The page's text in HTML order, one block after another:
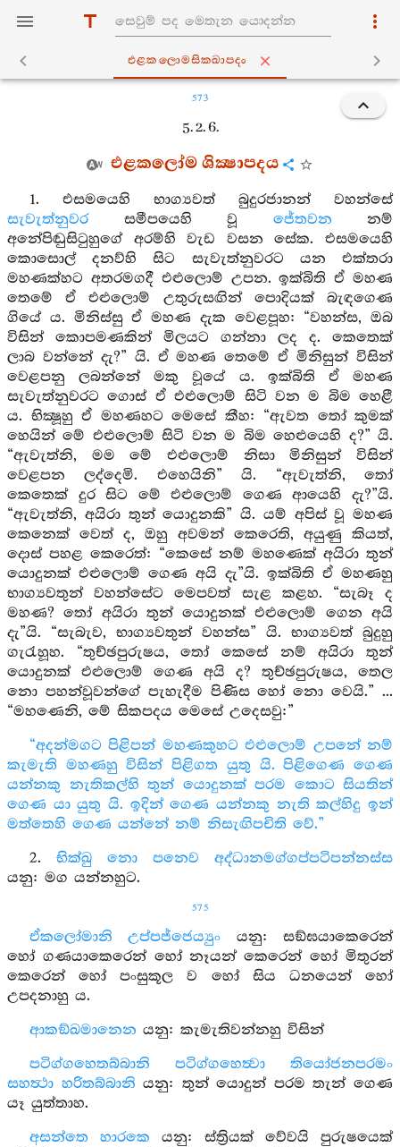
එළකලොමසික‍්ඛාපදං
573
5. 2. 6.
එළකලෝම ශික්‍ෂාපදය
1. එසමයෙහි භාග්‍යවත් බුදුරජානන් වහන්සේ
සැවැත්නුවරසමීපයෙහි වූ ජේතවන නම්
අනේපිඬුසිටුහුගේ අරම්හි වැඩ වසන සේක. එසමයෙහි
කොසොල් දනව්හි සිට සැවැත්නුවරට යන එක්තරා
මහණක්හට අතරමගදී එළුලොම් උපන. ඉක්බිති ඒ මහණ
තෙමේ ඒ එළුලොම් උතුරුසඟින් පොදියක් බැඳගෙණ
ගියේ ය. මිනිස්සු ඒ මහණ දැක වෙළපූහ: “වහන්ස, ඔබ
විසින් කොපමණකින් මිලයට ගන්නා ලද ද. කෙතෙක්
ලාබ වන්නේ දැ?” යි. ඒ මහණ තෙමේ ඒ මිනිසුන් විසින්
වෙළපනු ලබන්නේ මකු වූයේ ය. ඉක්බිති ඒ මහණ
සැවැත්නුවරට ගොස් ඒ එළුලොම් සිටි වන ම බිම හෙළී
ය. භික්‍ෂූහු ඒ මහණහට මෙසේ කීහ: “ඇවත තෝ කුමක්
හෙයින් මේ එළුලොම් සිටි වන ම බිම හෙළුයෙහි ද?” යි.
“ඇවැත්නි, මම මේ එළුලොම් නිසා මිනිසුන් විසින්
වෙළපන ලද්දෙමි. එහෙයිනි” යි. “ඇවැත්නි, තෝ
කෙතෙක් දුර සිට මේ එළුලොම් ගෙණ ආයෙහි දැ?”යි.
“ඇවැත්නි, අයිරා තුන් යොදුනකි” යි. යම් අපිස් වූ මහණ
කෙනෙක් වෙත් ද, ඔහු අවමන් කෙරෙති, අයුණු කියත්,
දොස් පහළ කෙරෙත්: “කෙසේ නම් මහණෙක් අයිරා තුන්
යොදුනක් එළුලොම් ගෙණ අයි දැ”යි. ඉක්බිති ඒ මහණහු
භාග්‍යවතුන් වහන්සේට මෙපවත් සැළ කළහ. “සැබෑ ද
මහණ? තෝ අයිරා තුන් යොදුනක් එළුලොම් ගෙන අයි
දැ”යි. “සැබැව, භාග්‍යවතුන් වහන්ස” යි. භාග්‍යවත් බුදුහු
ගැරැහූහ. “තුච්ඡපුරුෂය, තෝ කෙසේ නම් අයිරා තුන්
යොදුනක් එළුලොම් ගෙණ අයි ද? තුච්ඡපුරුෂය, තෙල
නො පහන්වූවන්ගේ පැහැදීම පිණිස හෝ නො වෙයි.” ...
“මහණෙනි, මේ සිකපදය මෙසේ උදෙසවු:”
“අදන්මගට පිළිපන් මහණකුහට එළුලොම් උපනේ නම්
කැමැති මහණහු විසින් පිළිගත යුතු යි. පිළිගෙණ ගෙණ
යන්නකු නැතිකල්හි තුන් යොදුනක් පරම කොට සියතින්
ගෙණ යා යුතු යි. ඉදින් ගෙණ යන්නකු නැති කල්හිදු ඉන්
මත්තෙහි ගෙණ යන්නේ නම් නිසැඟිපචිති වේ.”
2. භික්ඛු නො පනෙව අද්ධානමග්ගප්පටිපන්නස්ස
යනු: මග යන්නහුට.
575
ඒකලෝමානි උප්පජ්ජෙය්‍යුං යනු: සඞ්ඝයාකෙරෙන්
හෝ ගණයාකෙරෙන් හෝ නෑයන් කෙරෙන් හෝ මිතුරන්
කෙරෙන් හෝ පංසුකූල ව හෝ සිය ධනයෙන් හෝ
උපදනාහු ය.
ආකඞ්ඛමානෙන යනු: කැමැතිවන්නහු විසින්
පටිග්ගහෙතබ්බානි පටිග්ගහෙත්‍වා තියෝජනපරමං
සහත්‍ථා හරිතබ්බානි යනු: තුන් යොදුන් පරම තැන් ගෙණ
යෑ යුත්තාහ.
අසන්තෙ හාරකෙ යනු: ස්ත්‍රියක් වේවයි පුරුෂයෙක්